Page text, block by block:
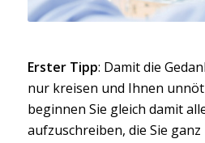
Erster Tipp: Damit die
nur kreisen und Ihnen
beginnen Sie gleich damit
aufzuschreiben, die Sie